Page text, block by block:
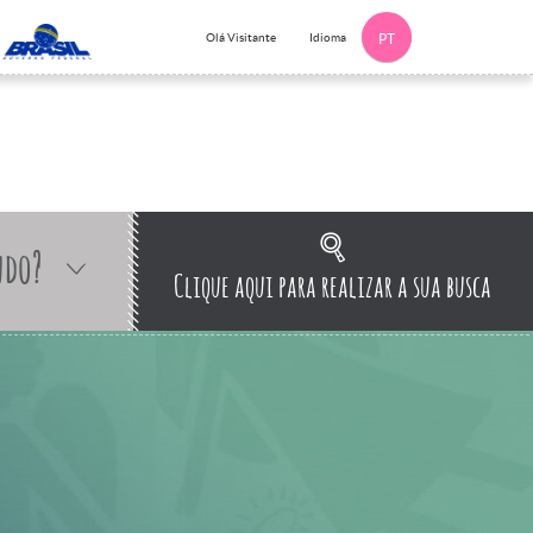
Olá Visitante Idioma PT
Clique aqui para realizar a sua busca